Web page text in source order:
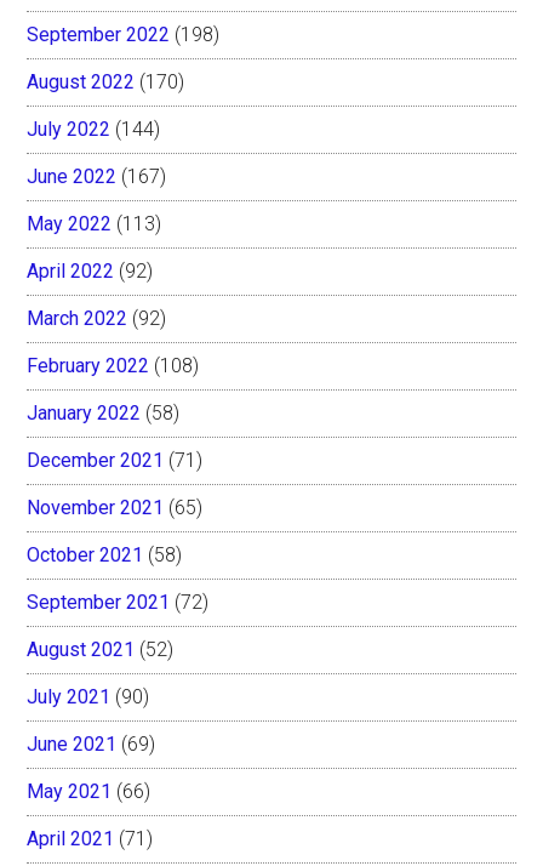
September 2022 (198)
August 2022 (170)
July 2022 (144)
June 2022 (167)
May 2022 (113)
April 2022 (92)
March 2022 (92)
February 2022 (108)
January 2022 (58)
December 2021 (71)
November 2021 (65)
October 2021 (58)
September 2021 (72)
August 2021 (52)
July 2021 (90)
June 2021 (69)
May 2021 (66)
April 2021 (71)